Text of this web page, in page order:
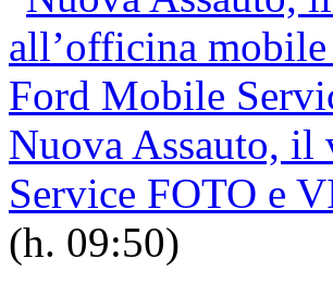
Nuova Assauto,
Service FOTO e
(h. 09:50)